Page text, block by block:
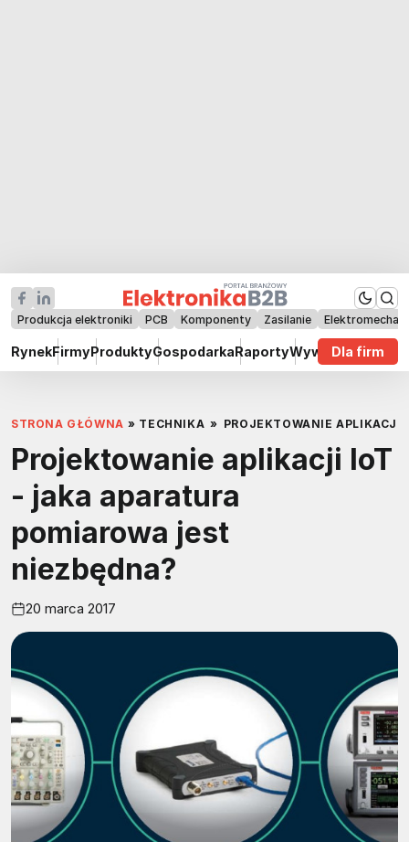
Produkcja elektroniki PCB Komponenty Zasilanie
RynekFirmyProduktyGospodarkaRaportyWywiadyDla firm
STRONA GŁÓWNA » TECHNIKA » PROJEKTOWANIE APLIKACJI
Projektowanie aplikacji IoT
- jaka aparatura
pomiarowa jest
niezbędna?
20 marca 2017